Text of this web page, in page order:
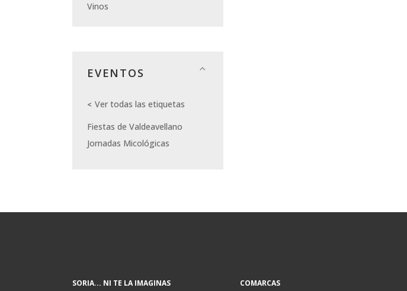
Vinos
EVENTOS
Ver todas las etiquetas
Fiestas de Valdeavellano
Jornadas Micológicas
SORIA... NI TE LA IMAGINAS COMARCAS